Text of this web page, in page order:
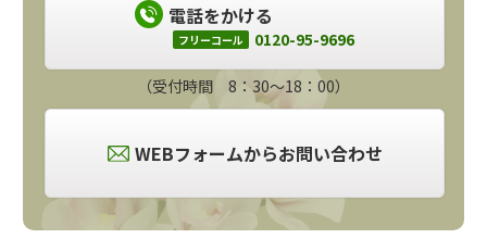
電話をかける
フリーコール 0120-95-9696
（受付時間 8：30～18：00）
WEBフォームからお問い合わせ